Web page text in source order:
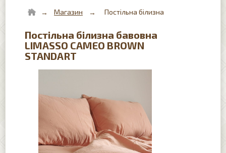
Магазин Постільна білизна
Постільна білизна бавовна
LIMASSO CAMEO BROWN
STANDART